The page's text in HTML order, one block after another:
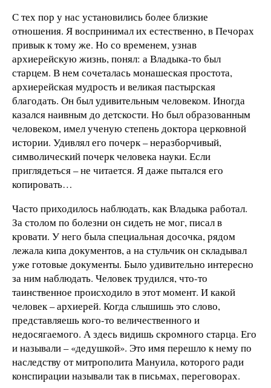
С тех пор у нас установились более близкие
отношения. Я воспринимал их естественно, в Печорах
привык к тому же. Но со временем, узнав
архиерейскую жизнь, понял: а Владыка-то был
старцем. В нем сочеталась монашеская простота,
архиерейская мудрость и великая пастырская
благодать. Он был удивительным человеком. Иногда
казался наивным до детскости. Но был образованным
человеком, имел ученую степень доктора церковной
истории. Удивлял его почерк – неразборчивый,
символический почерк человека науки. Если
приглядеться – не читается. Я даже пытался его
копировать…
Часто приходилось наблюдать, как Владыка работал.
За столом по болезни он сидеть не мог, писал в
кровати. У него была специальная досочка, рядом
лежала кипа документов, а на стульчик он складывал
уже готовые документы. Было удивительно интересно
за ним наблюдать. Человек трудился, что-то
таинственное происходило в этот момент. И какой
человек – архиерей. Когда слышишь это слово,
представляешь кого-то величественного и
недосягаемого. А здесь видишь скромного старца. Его
и называли – «дедушкой». Это имя перешло к нему по
наследству от митрополита Мануила, которого ради
конспирации называли так в письмах, переговорах.